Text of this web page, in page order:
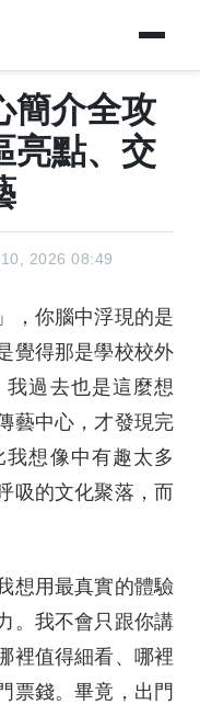
簡介全攻
亮點、交
2026 08:49
，你腦中浮現的是
覺得那是學校校外
過去也是這麼想
藝中心，才發現完
想像中有趣太多
吸的文化聚落，而
想用最真實的體驗
。我不會只跟你講
裡值得細看、哪裡
票錢。畢竟，出門